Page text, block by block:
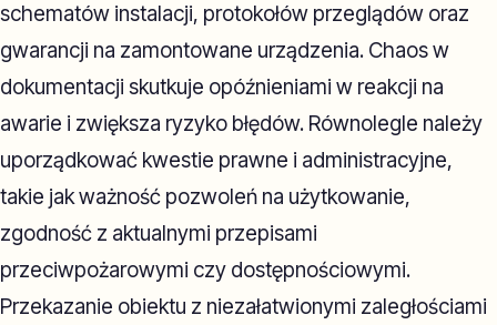
schematów instalacji, protokołów przeglądów oraz
gwarancji na zamontowane urządzenia. Chaos w
dokumentacji skutkuje opóźnieniami w reakcji na
awarie i zwiększa ryzyko błędów. Równolegle należy
uporządkować kwestie prawne i administracyjne,
takie jak ważność pozwoleń na użytkowanie,
zgodność z aktualnymi przepisami
przeciwpożarowymi czy dostępnościowymi.
Przekazanie obiektu z niezałatwionymi zaległościami